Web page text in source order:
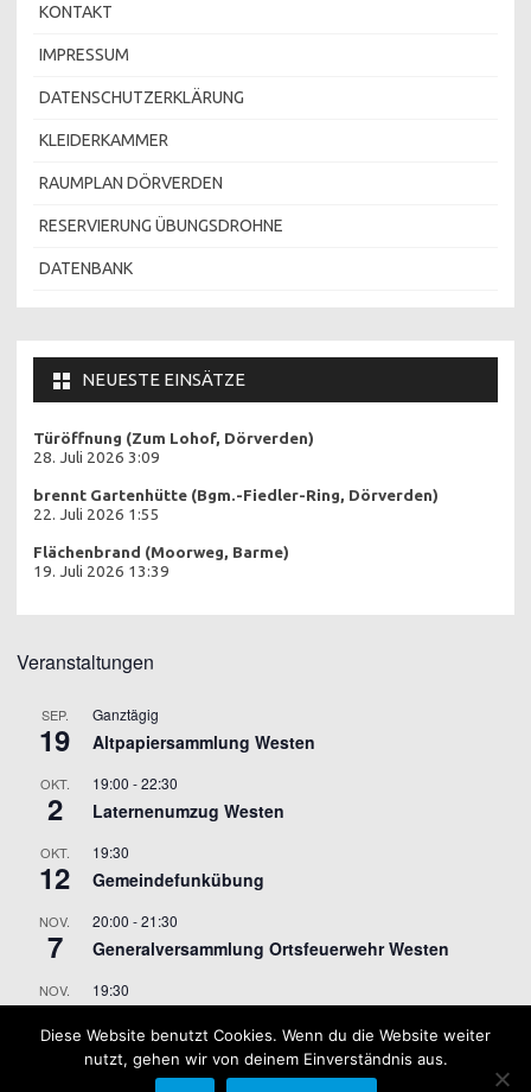
KONTAKT
IMPRESSUM
DATENSCHUTZERKLÄRUNG
KLEIDERKAMMER
RAUMPLAN DÖRVERDEN
RESERVIERUNG ÜBUNGSDROHNE
DATENBANK
NEUESTE EINSÄTZE
Türöffnung (Zum Lohof, Dörverden)
28. Juli 2026 3:09
brennt Gartenhütte (Bgm.-Fiedler-Ring, Dörverden)
22. Juli 2026 1:55
Flächenbrand (Moorweg, Barme)
19. Juli 2026 13:39
Veranstaltungen
SEP.
19
Ganztägig
Altpapiersammlung Westen
OKT.
2
19:00 -22:30
Laternenumzug Westen
OKT.
12
19:30
Gemeindefunkübung
NOV.
7
20:00 -21:30
Generalversammlung Ortsfeuerwehr Westen
NOV.
9
19:30
Kalender anzeigen
Diese Website benutzt Cookies. Wenn du die Website weiter
nutzt, gehen wir von deinem Einverständnis aus.